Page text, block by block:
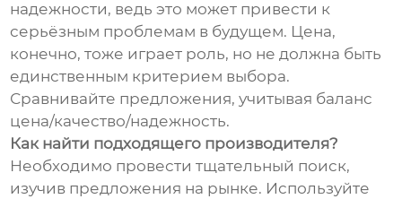
надежности, ведь это может привести к
серьёзным проблемам в будущем. Цена,
конечно, тоже играет роль, но не должна быть
единственным критерием выбора.
Сравнивайте предложения, учитывая баланс
цена/качество/надежность.
Как найти подходящего производителя?
Необходимо провести тщательный поиск,
изучив предложения на рынке. Используйте